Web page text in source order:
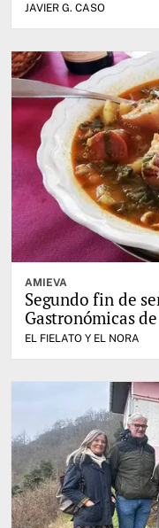
JAVIER G. CASO
AMIEVA
Segundo fin de
Gastronómicas
EL FIELATO Y EL NORA